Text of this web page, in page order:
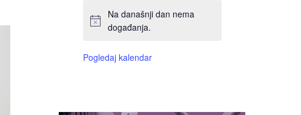
Na današnji dan nema
događanja.
Pogledaj kalendar